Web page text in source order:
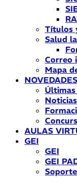
Títulos
Salud
Correo
Mapa
NOVEDADES
AULAS
GEI
GEI
GEI